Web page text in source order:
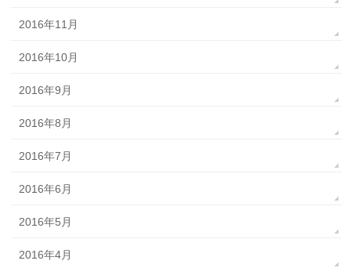
2016年11月
2016年10月
2016年9月
2016年8月
2016年7月
2016年6月
2016年5月
2016年4月